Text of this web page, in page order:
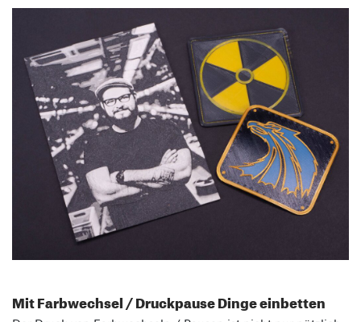
Mit Farbwechsel / Druckpause Dinge einbetten